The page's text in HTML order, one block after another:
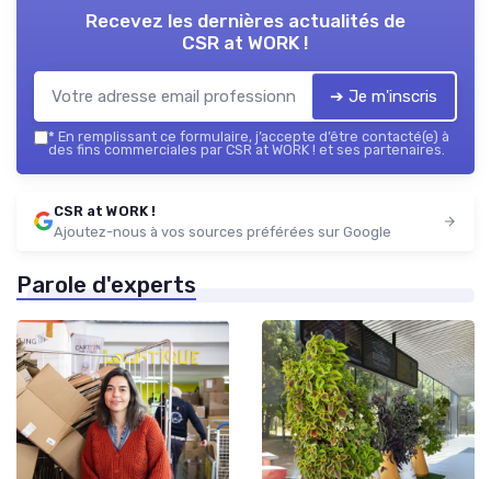
Recevez les dernières actualités de
CSR at WORK !
➔ Je m'inscris
* En remplissant ce formulaire, j’accepte d’être contacté(e) à
des fins commerciales par CSR at WORK ! et ses partenaires.
CSR at WORK !
Ajoutez-nous à vos sources préférées sur Google
Parole d'experts